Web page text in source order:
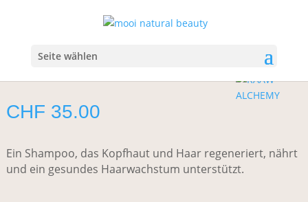
Seite wählen
RAAW Alchemy The Hair Wash
CHF 35.00
Ein Shampoo, das Kopfhaut und Haar regeneriert, nährt
und ein gesundes Haarwachstum unterstützt.